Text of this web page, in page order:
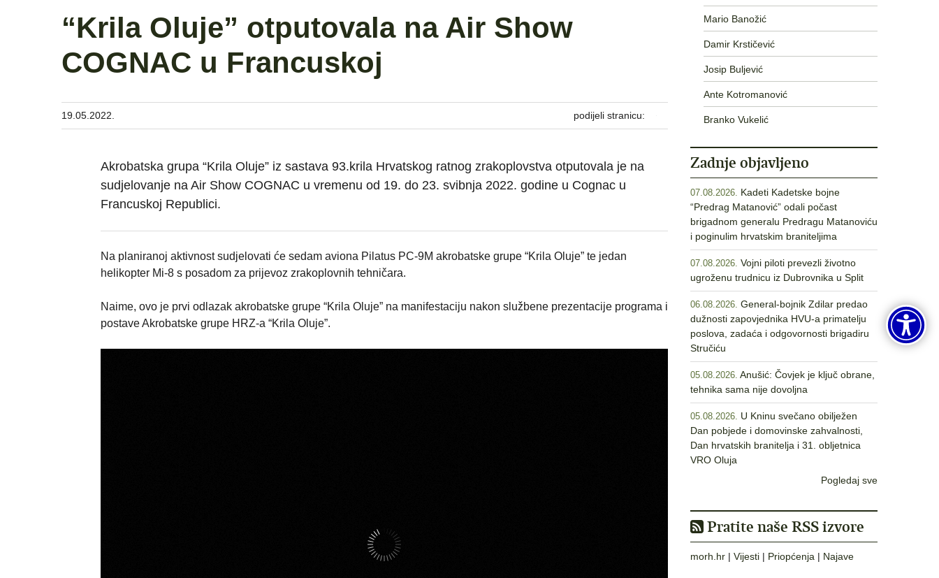
“Krila Oluje” otputovala na Air Show
COGNAC u Francuskoj
19.05.2022. podijeli stranicu:
Akrobatska grupa “Krila Oluje” iz sastava 93.krila Hrvatskog ratnog zrakoplovstva otputovala je na
sudjelovanje na Air Show COGNAC u vremenu od 19. do 23. svibnja 2022. godine u Cognac u
Francuskoj Republici.
Na planiranoj aktivnost sudjelovati će sedam aviona Pilatus PC-9M akrobatske grupe “Krila Oluje” te jedan
helikopter Mi-8 s posadom za prijevoz zrakoplovnih tehničara.
Naime, ovo je prvi odlazak akrobatske grupe “Krila Oluje” na manifestaciju nakon službene prezentacije programa i
postave Akrobatske grupe HRZ-a “Krila Oluje”.
Mario Banožić
Damir Krstičević
Josip Buljević
Ante Kotromanović
Branko Vukelić
Zadnje objavljeno
07.08.2026. Kadeti Kadetske bojne
“Predrag Matanović” odali počast
brigadnom generalu Predragu Matanoviću
i poginulim hrvatskim braniteljima
07.08.2026. Vojni piloti prevezli životno
ugroženu trudnicu iz Dubrovnika u Split
06.08.2026. General-bojnik Zdilar predao
dužnosti zapovjednika HVU-a primatelju
poslova, zadaća i odgovornosti brigadiru
Stručiću
05.08.2026. Anušić: Čovjek je ključ obrane,
tehnika sama nije dovoljna
05.08.2026. U Kninu svečano obilježen
Dan pobjede i domovinske zahvalnosti,
Dan hrvatskih branitelja i 31. obljetnica
VRO Oluja
Pogledaj sve
Pratite naše RSS izvore
morh.hr | Vijesti | Priopćenja | Najave